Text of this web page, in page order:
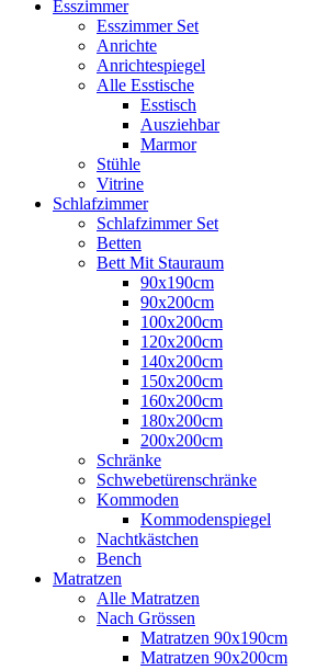
Esszimmer
Esszimmer Set
Anrichte
Anrichtespiegel
Alle Esstische
Esstisch
Ausziehbar
Marmor
Stühle
Vitrine
Schlafzimmer
Schlafzimmer Set
Betten
Bett Mit Stauraum
90x190cm
90x200cm
100x200cm
120x200cm
140x200cm
150x200cm
160x200cm
180x200cm
200x200cm
Schränke
Schwebetürenschränke
Kommoden
Kommodenspiegel
Nachtkästchen
Bench
Matratzen
Alle Matratzen
Nach Grössen
Matratzen 90x190cm
Matratzen 90x200cm